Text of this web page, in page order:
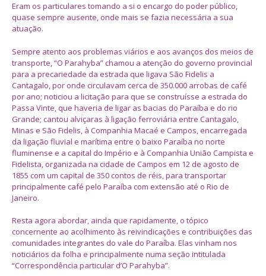
Eram os particulares tomando a si o encargo do poder público,
quase sempre ausente, onde mais se fazia necessária a sua
atuação.
Sempre atento aos problemas viários e aos avanços dos meios de
transporte, “O Parahyba” chamou a atenção do governo provincial
para a precariedade da estrada que ligava São Fidelis a
Cantagalo, por onde circulavam cerca de 350.000 arrobas de café
por ano; noticiou a licitação para que se construísse a estrada do
Passa Vinte, que haveria de ligar as bacias do Paraíba e do rio
Grande; cantou alviçaras à ligação ferroviária entre Cantagalo,
Minas e São Fidelis, à Companhia Macaé e Campos, encarregada
da ligação fluvial e marítima entre o baixo Paraíba no norte
fluminense e a capital do Império e à Companhia União Campista e
Fidelista, organizada na cidade de Campos em 12 de agosto de
1855 com um capital de 350 contos de réis, para transportar
principalmente café pelo Paraíba com extensão até o Rio de
Janeiro.
Resta agora abordar, ainda que rapidamente, o tópico
concernente ao acolhimento às reivindicações e contribuições das
comunidades integrantes do vale do Paraíba. Elas vinham nos
noticiários da folha e principalmente numa seção intitulada
“Correspondência particular d’O Parahyba”.